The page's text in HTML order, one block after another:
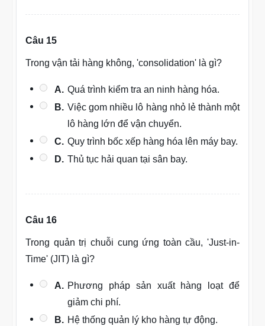
Câu 15
Trong vận tải hàng không, 'consolidation' là gì?
A. Quá trình kiểm tra an ninh hàng hóa.
B. Việc gom nhiều lô hàng nhỏ lẻ thành một
lô hàng lớn để vận chuyển.
C. Quy trình bốc xếp hàng hóa lên máy bay.
D. Thủ tục hải quan tại sân bay.
Câu 16
Trong quản trị chuỗi cung ứng toàn cầu, 'Just-in-
Time' (JIT) là gì?
A. Phương pháp sản xuất hàng loạt để
giảm chi phí.
B. Hệ thống quản lý kho hàng tự động.